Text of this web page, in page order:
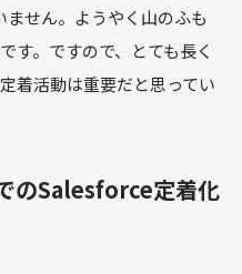
せん。ようやく山のふも
す。ですので、とても長く
着活動は重要だと思ってい
のSalesforce定着化